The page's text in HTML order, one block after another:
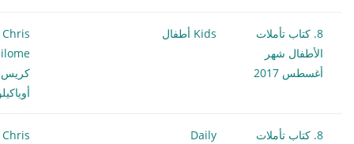
8. كتاب تأملات
الأطفال شهر
أغسطس 2017
Kids أطفال
Chris
كريس
8. كتاب تأملات
Daily
Chris